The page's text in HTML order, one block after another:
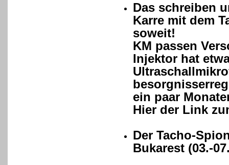
Das schreiben
Karre mit dem
soweit!
KM passen
Injektor hat
ein paar
Hier der Link
Der Tacho-
Bukarest (03.-